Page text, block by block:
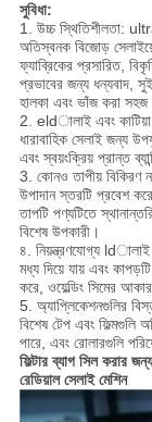
সুবিধা:
1. উচ্চ স্থিতিশীলতা:
অতিস্বনক বিজোড়
ফ্যাব্রিকের প্রসারিত,
প্রভাবের জন্য ধন্যবাদ,
হালকা এবং ভাঁজ করা
2. eldালাই এবং কাটিয়া
ধারাবাহিক সেলাই জন্য
এবং স্বয়ংক্রিয় প্রান্ত
3. কোনও তাপীয় বিকিরণ
উপাদান স্তরটি প্রবেশ
তাপটি পণ্যটিতে
বিশেষ উপকারী।
৪. নিয়ন্ত্রণযোগ্য ldালাই
মধ্য দিয়ে যায় এবং
করে, ওয়েল্ডিং সিমের
5. অ্যাপ্লিকেশনগুলির
বিশেষ টেপ এবং ফিল্মগুলি
পারে, এবং রোলারগুলি
ফিল্টার ব্যাগ সিল করার
রেডিয়াল সেলাই মেশিন